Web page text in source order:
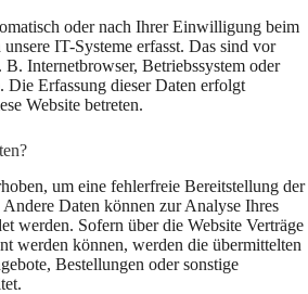
oder nach Ihrer Einwilligung beim
IT-Systeme erfasst. Das sind vor
Internetbrowser, Betriebssystem oder
Die Erfassung dieser Daten erfolgt
Website betreten.
um eine fehlerfreie Bereitstellung der
Daten können zur Analyse Ihres
werden. Sofern über die Website Verträge
werden können, werden die übermittelten
Bestellungen oder sonstige